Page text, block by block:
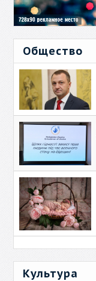
Общество
Культура